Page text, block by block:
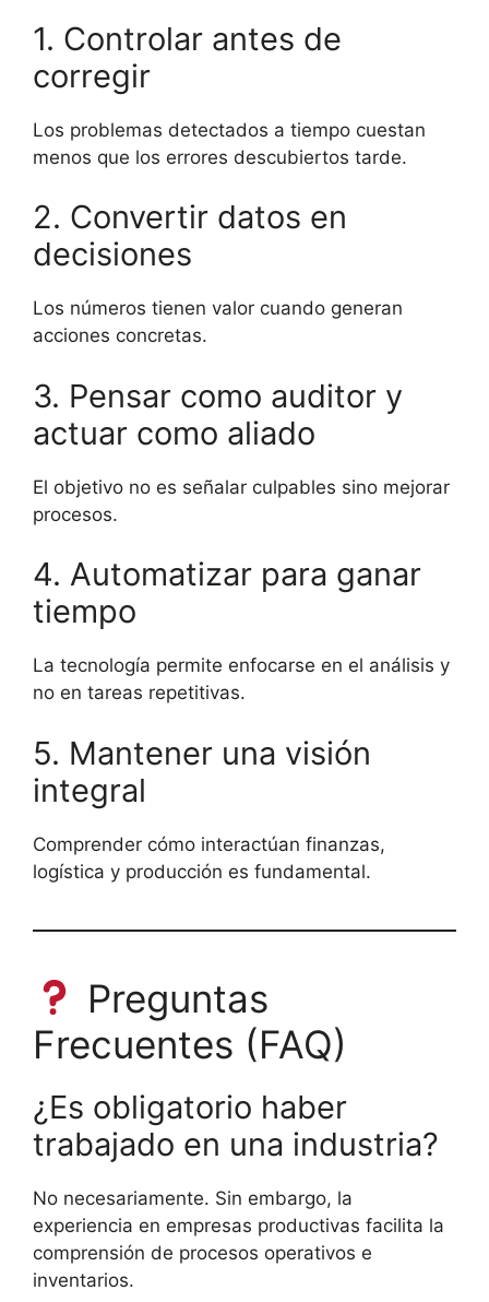
1. Controlar antes de
corregir
Los problemas detectados a tiempo cuestan
menos que los errores descubiertos tarde.
2. Convertir datos en
decisiones
Los números tienen valor cuando generan
acciones concretas.
3. Pensar como auditor y
actuar como aliado
El objetivo no es señalar culpables sino mejorar
procesos.
4. Automatizar para ganar
tiempo
La tecnología permite enfocarse en el análisis y
no en tareas repetitivas.
5. Mantener una visión
integral
Comprender cómo interactúan finanzas,
logística y producción es fundamental.
Preguntas
Frecuentes (FAQ)
¿Es obligatorio haber
trabajado en una industria?
No necesariamente. Sin embargo, la
experiencia en empresas productivas facilita la
comprensión de procesos operativos e
inventarios.